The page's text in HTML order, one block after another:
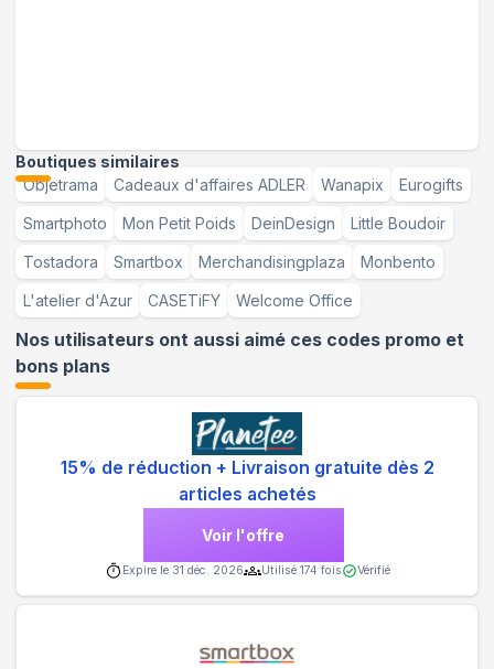
Boutiques similaires
Objetrama
Cadeaux d'affaires ADLER Wanapix Eurogifts
Smartphoto Mon Petit Poids DeinDesign Little Boudoir
Tostadora Smartbox Merchandisingplaza Monbento
L'atelier d'Azur CASETiFY Welcome Office
Nos utilisateurs ont aussi aimé ces codes promo et
bons plans
15% de réduction + Livraison gratuite dès 2
articles achetés
Voir l'offre
Expire le 31 déc. 2026 Utilisé 174 fois Vérifié